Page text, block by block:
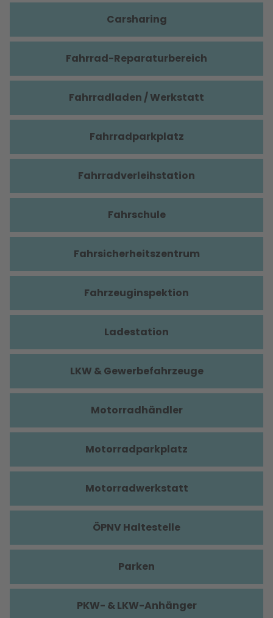
Carsharing
Fahrrad-Reparaturbereich
Fahrradladen / Werkstatt
Fahrradparkplatz
Fahrradverleihstation
Fahrschule
Fahrsicherheitszentrum
Fahrzeuginspektion
Ladestation
LKW & Gewerbefahrzeuge
Motorradhändler
Motorradparkplatz
Motorradwerkstatt
ÖPNV Haltestelle
Parken
PKW- & LKW-Anhänger